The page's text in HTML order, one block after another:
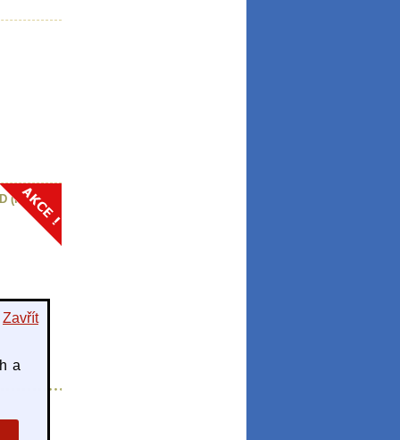
(HO)
a
Zavřít